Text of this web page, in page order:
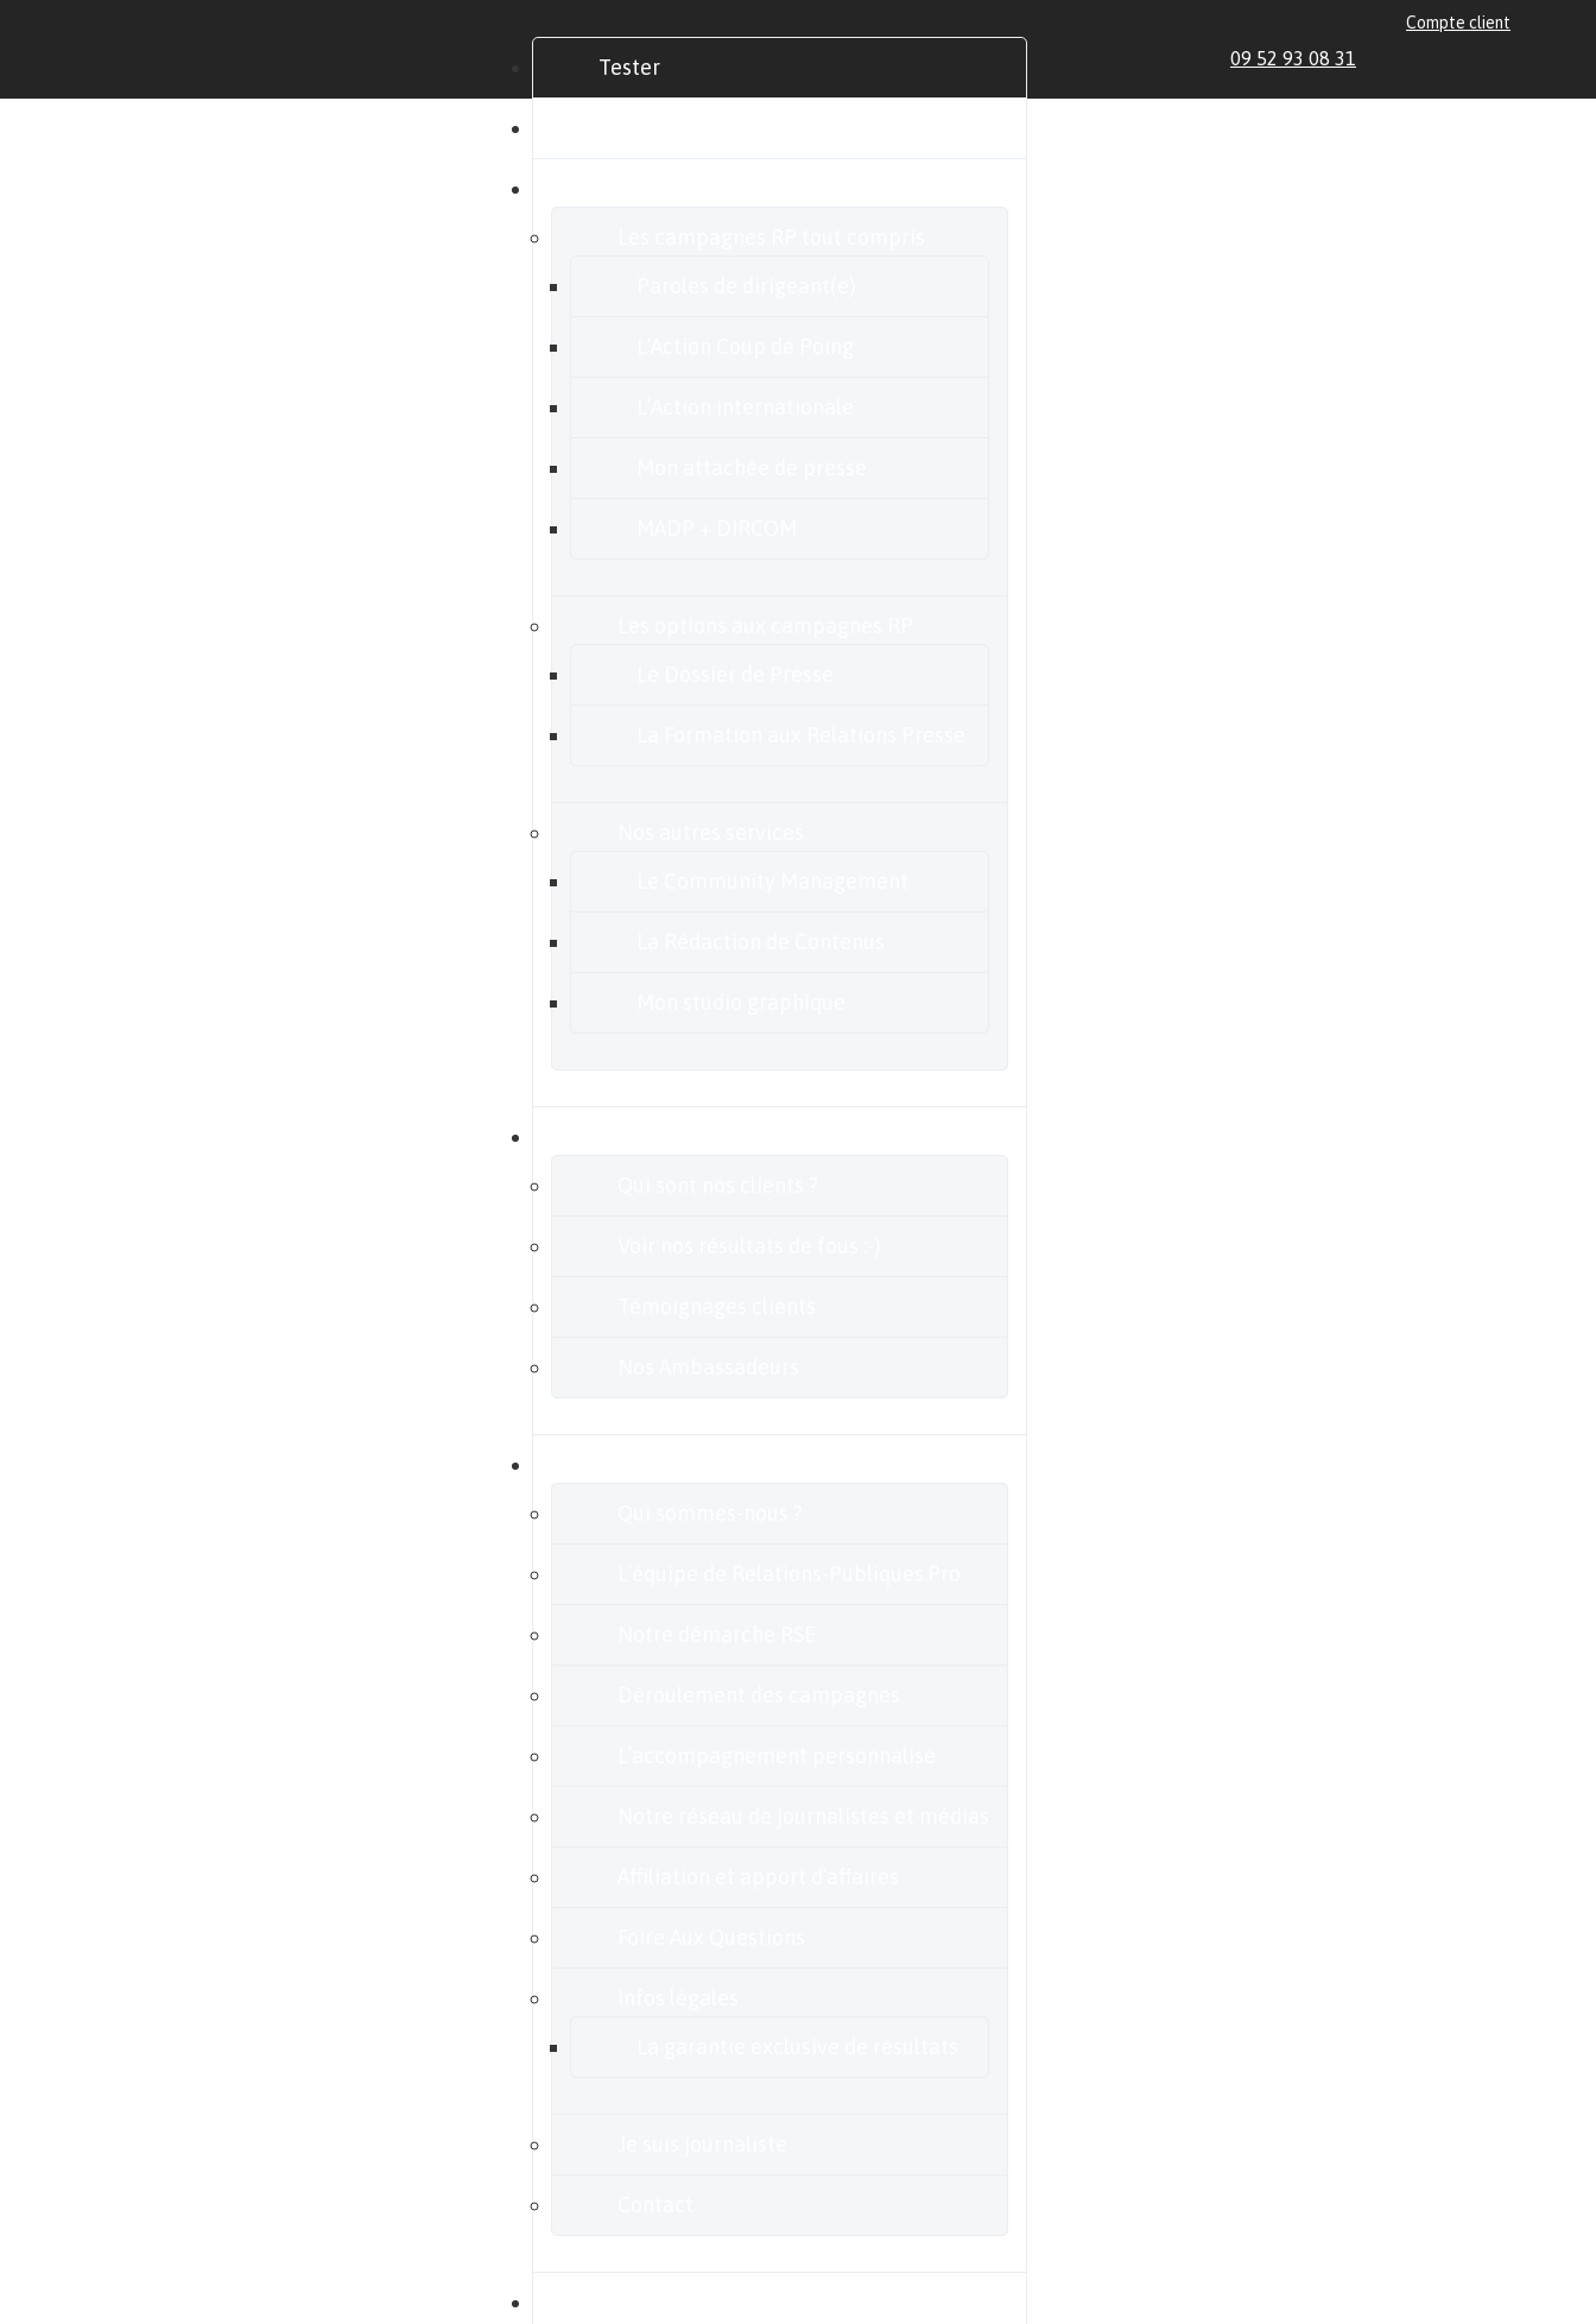
Tester
Compte client
09 52 93 08 31